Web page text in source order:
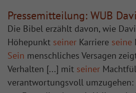
Pressemitteilung: WUB
Die Bibel erzählt davon, wie
Höhepunkt seiner Karriere seine
Sein menschliches Versagen
Verhalten [...] mit seiner
verantwortungsvoll